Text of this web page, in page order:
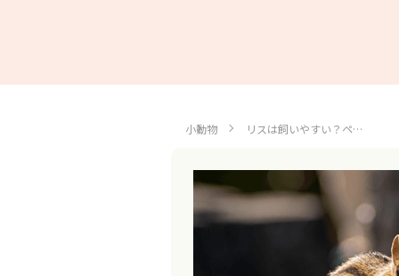
小動物 リスは飼いやすい？ペ…